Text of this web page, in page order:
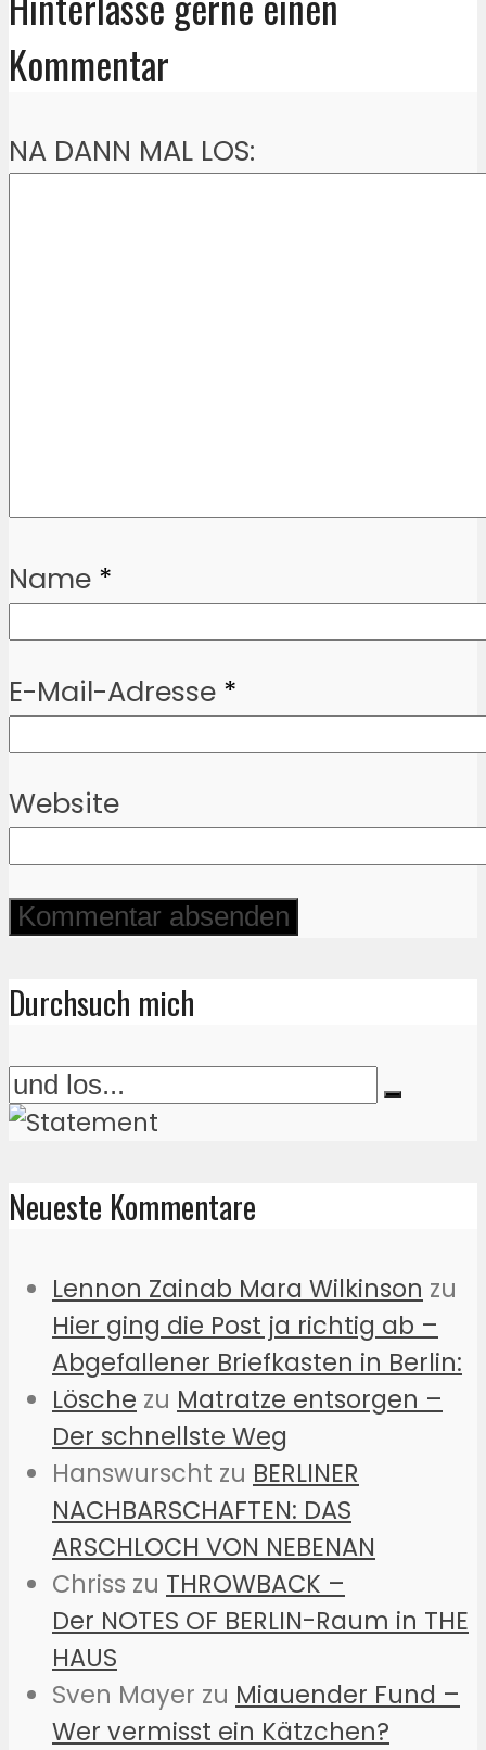
Kommentar
NA DANN MAL LOS:
Name *
E-Mail-Adresse *
Website
Durchsuch mich
Neueste Kommentare
Lennon Zainab Mara Wilkinson zu
Hier ging die Post ja richtig ab –
Abgefallener Briefkasten in Berlin:
Lösche zu Matratze entsorgen –
Der schnellste Weg
Hanswurscht zu BERLINER
NACHBARSCHAFTEN: DAS
ARSCHLOCH VON NEBENAN
Chriss zu THROWBACK –
Der NOTES OF BERLIN-Raum in THE
HAUS
Sven Mayer zu Miauender Fund –
Wer vermisst ein Kätzchen?